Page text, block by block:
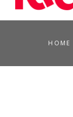
HOME